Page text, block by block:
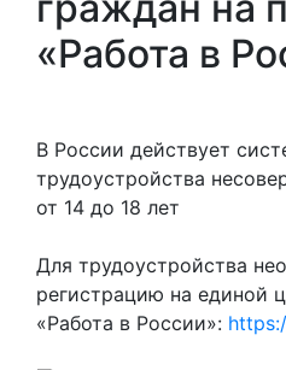
«Работа в
В России действует
трудоустройства
от 14 до 18 лет
Для трудоустройства
регистрацию на единой
«Работа в России»: